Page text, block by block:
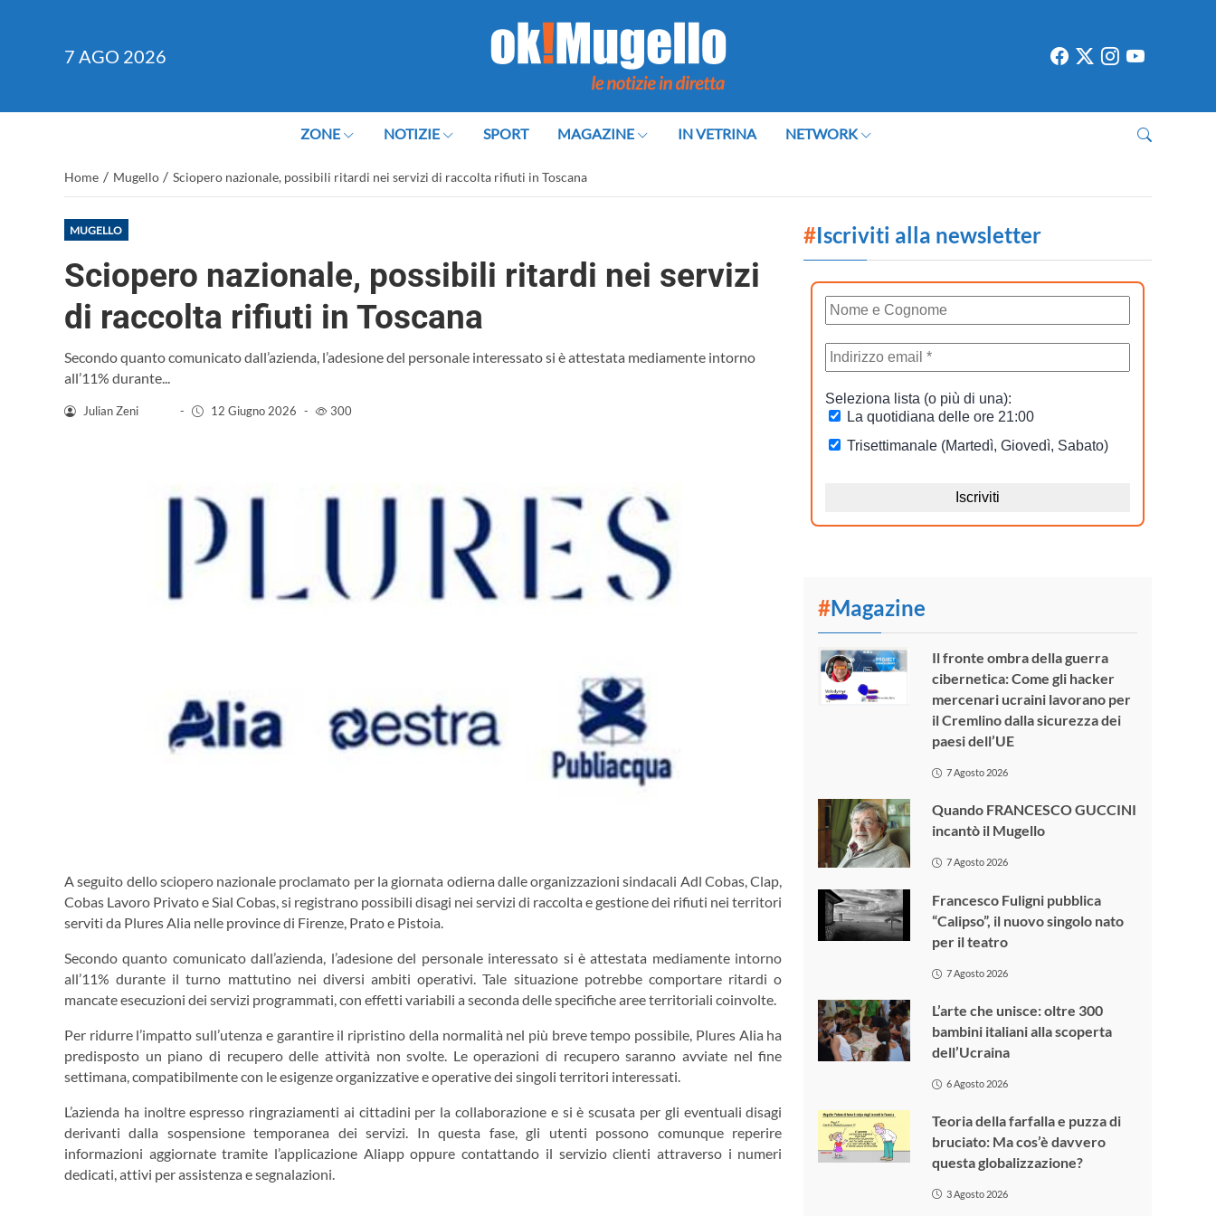
7 AGO 2026
ZONE NOTIZIE SPORT MAGAZINE IN VETRINA NETWORK
Home / Mugello / Sciopero nazionale, possibili ritardi nei servizi di raccolta rifiuti in Toscana
MUGELLO
Sciopero nazionale, possibili ritardi nei servizi
di raccolta rifiuti in Toscana
Secondo quanto comunicato dall’azienda, l’adesione del personale interessato si è attestata mediamente intorno
all’11% durante...
Julian Zeni - 12 Giugno 2026 - 300
A seguito dello sciopero nazionale proclamato per la giornata odierna dalle organizzazioni sindacali Adl Cobas, Clap,
Cobas Lavoro Privato e Sial Cobas, si registrano possibili disagi nei servizi di raccolta e gestione dei rifiuti nei territori
serviti da Plures Alia nelle province di Firenze, Prato e Pistoia.
Secondo quanto comunicato dall’azienda, l’adesione del personale interessato si è attestata mediamente intorno
all’11% durante il turno mattutino nei diversi ambiti operativi. Tale situazione potrebbe comportare ritardi o
mancate esecuzioni dei servizi programmati, con effetti variabili a seconda delle specifiche aree territoriali coinvolte.
Per ridurre l’impatto sull’utenza e garantire il ripristino della normalità nel più breve tempo possibile, Plures Alia ha
predisposto un piano di recupero delle attività non svolte. Le operazioni di recupero saranno avviate nel fine
settimana, compatibilmente con le esigenze organizzative e operative dei singoli territori interessati.
L’azienda ha inoltre espresso ringraziamenti ai cittadini per la collaborazione e si è scusata per gli eventuali disagi
derivanti dalla sospensione temporanea dei servizi. In questa fase, gli utenti possono comunque reperire
informazioni aggiornate tramite l’applicazione Aliapp oppure contattando il servizio clienti attraverso i numeri
dedicati, attivi per assistenza e segnalazioni.
#Iscriviti alla newsletter
#Magazine
Il fronte ombra della guerra
cibernetica: Come gli hacker
mercenari ucraini lavorano per
il Cremlino dalla sicurezza dei
paesi dell’UE
7 Agosto 2026
Quando FRANCESCO GUCCINI
incantò il Mugello
7 Agosto 2026
Francesco Fuligni pubblica
“Calipso”, il nuovo singolo nato
per il teatro
7 Agosto 2026
L’arte che unisce: oltre 300
bambini italiani alla scoperta
dell’Ucraina
6 Agosto 2026
Teoria della farfalla e puzza di
bruciato: Ma cos’è davvero
questa globalizzazione?
3 Agosto 2026